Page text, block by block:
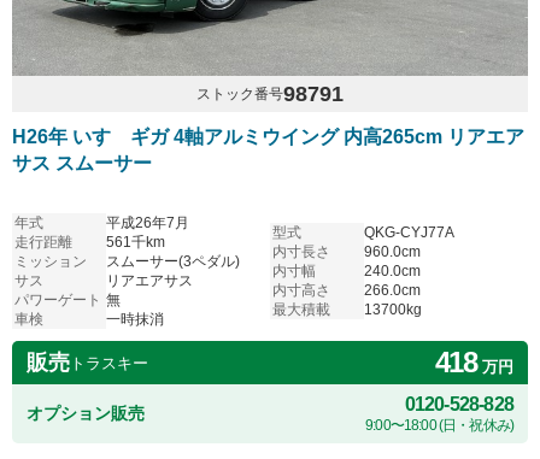
ストック番号98791
H26年 いすゞギガ 4軸アルミウイング 内高265cm リアエア
サス スムーサー
年式
平成26年7月
走行距離
561千km
ミッション
スムーサー(3ペダル)
サス
リアエアサス
パワーゲート 無
車検
一時抹消
型式
QKG-CYJ77A
内寸長さ
960.0cm
内寸幅
240.0cm
内寸高さ
266.0cm
最大積載
13700kg
販売 トラスキー 418万円
オプション販売 0120-528-828
9:00〜18:00 (日・祝休み)